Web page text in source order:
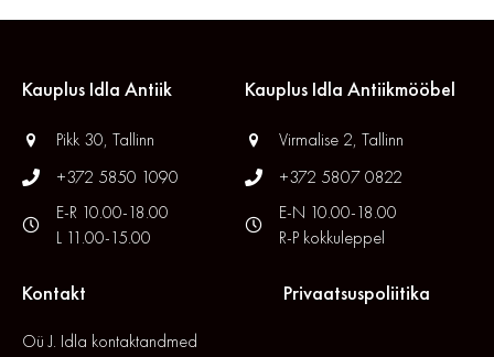
Kauplus Idla Antiik
Pikk 30, Tallinn
+372 5850 1090
E-R 10.00-18.00
L 11.00-15.00
Kauplus Idla Antiikmööbel
Virmalise 2, Tallinn
+372 5807 0822
E-N 10.00-18.00
R-P kokkuleppel
Kontakt
Oü J. Idla kontaktandmed
Privaatsuspoliitika